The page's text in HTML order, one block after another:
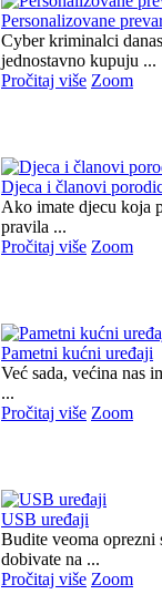
Personalizovane
Cyber kriminalci
jednostavno kupuju ...
Pročitaj više Zoom
Djeca i članovi
Ako imate djecu koja
pravila ...
Pročitaj više Zoom
Pametni kućni uređaji
Već sada, većina nas
...
Pročitaj više Zoom
USB uređaji
Budite veoma
dobivate na ...
Pročitaj više Zoom